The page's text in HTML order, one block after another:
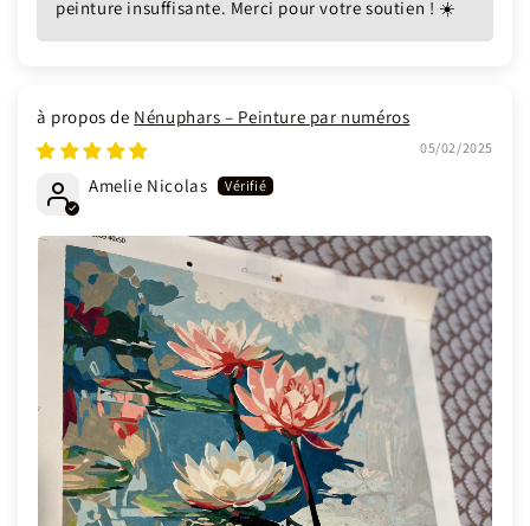
peinture insuffisante. Merci pour votre soutien ! ☀️
Nénuphars – Peinture par numéros
05/02/2025
Amelie Nicolas